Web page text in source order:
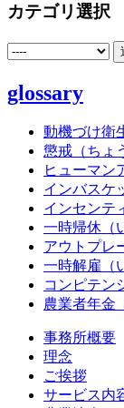
カテゴリ選択
glossary
動機づけ衛
懲戒（ちょ
ヒューマン
インバスケ
インセンテ
一時帰休（
アウトプレ
一時解雇（
コンピテン
農業者年金
事務所概要
理念
ご挨拶
サービス内